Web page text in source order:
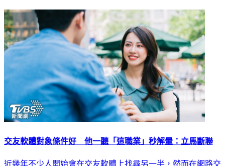
交友軟體對象條件好 他一聽「這職業」秒解暈：立馬斷聯
近幾年不少人開始會在交友軟體上找尋另一半，然而在網路交